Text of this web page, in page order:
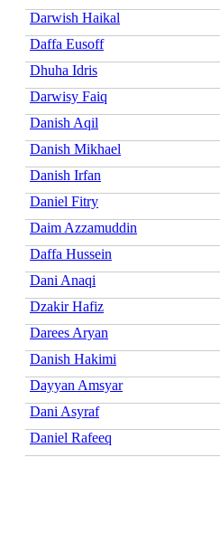
Darwish Haikal
Daffa Eusoff
Dhuha Idris
Darwisy Faiq
Danish Aqil
Danish Mikhael
Danish Irfan
Daniel Fitry
Daim Azzamuddin
Daffa Hussein
Dani Anaqi
Dzakir Hafiz
Darees Aryan
Danish Hakimi
Dayyan Amsyar
Dani Asyraf
Daniel Rafeeq